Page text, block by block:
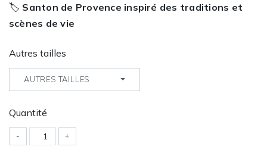
🏷️ Santon de Provence inspiré des traditions et
scènes de vie
Autres tailles
AUTRES TAILLES
Quantité
- +